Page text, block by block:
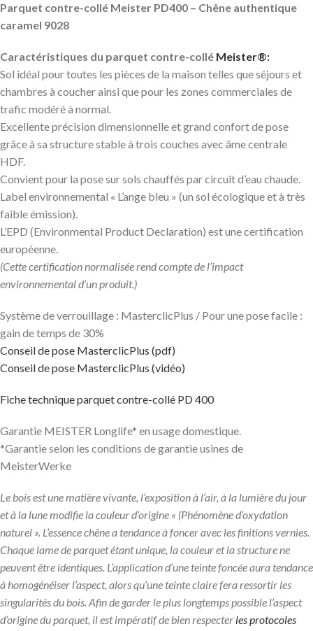
Parquet contre-collé Meister PD400 – Chêne authentique
caramel 9028
Caractéristiques du parquet contre-collé Meister®:
Sol idéal pour toutes les pièces de la maison telles que séjours et
chambres à coucher ainsi que pour les zones commerciales de
trafic modéré à normal.
Excellente précision dimensionnelle et grand confort de pose
grâce à sa structure stable à trois couches avec âme centrale
HDF.
Convient pour la pose sur sols chauffés par circuit d’eau chaude.
Label environnemental « L’ange bleu » (un sol écologique et à très
faible émission).
L’EPD (Environmental Product Declaration) est une certification
européenne.
(Cette certification normalisée rend compte de l’impact
environnemental d’un produit.)
Système de verrouillage : MasterclicPlus / Pour une pose facile :
gain de temps de 30%
Conseil de pose MasterclicPlus (pdf)
Conseil de pose MasterclicPlus (vidéo)
Fiche technique parquet contre-collé PD 400
Garantie MEISTER Longlife* en usage domestique.
*Garantie selon les conditions de garantie usines de
MeisterWerke
Le bois est une matière vivante, l’exposition à l’air, à la lumière du jour
et à la lune modifie la couleur d’origine « (Phénomène d’oxydation
naturel ». L’essence chêne a tendance à foncer avec les finitions vernies.
Chaque lame de parquet étant unique, la couleur et la structure ne
peuvent être identiques. L’application d’une teinte foncée aura tendance
à homogénéiser l’aspect, alors qu’une teinte claire fera ressortir les
singularités du bois. Afin de garder le plus longtemps possible l’aspect
d’origine du parquet, il est impératif de bien respecter les protocoles